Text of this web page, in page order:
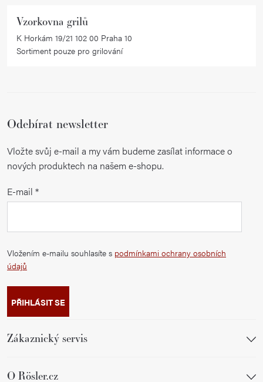
u
Vzorkovna grilů
K Horkám 19/21 102 00 Praha 10
Sortiment pouze pro grilování
Odebírat newsletter
Vložte svůj e-mail a my vám budeme zasílat informace o
nových produktech na našem e-shopu.
E-mail
Vložením e-mailu souhlasíte s podmínkami ochrany osobních
údajů
PŘIHLÁSIT SE
Zákaznický servis
O Rösler.cz